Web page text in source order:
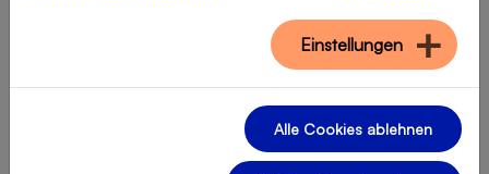
Einstellungen
Alle Cookies ablehnen